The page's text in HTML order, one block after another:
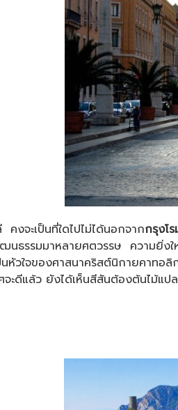
งจะเป็นที่ใดไปไม่ได้นอกจากกรุงโ
นธรรมมาหลายศตวรรษ ความยิ่
หัวใจของศาสนาคริสต์นิกายคาทอ
จะดีแล้ว ยังได้เห็นสีสันต้องต้นไม้แ